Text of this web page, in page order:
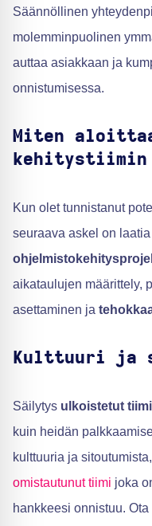
Säännöllinen
molemminpuolinen
auttaa asiakkaan ja
onnistumisessa.
Miten
kehitystiimin
Kun olet tunnistanut
seuraava askel on
aikataulujen määrittely,
asettaminen ja
Kulttuuri ja
Säilytys ulkoistetut
kuin heidän
kulttuuria ja
omistautunut tiimi joka
hankkeesi onnistuu.